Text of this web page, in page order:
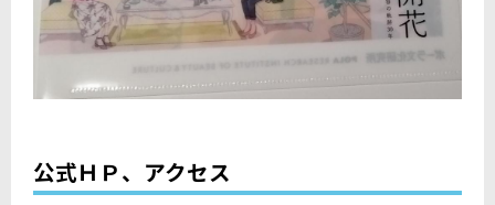
公式ＨＰ、アクセス